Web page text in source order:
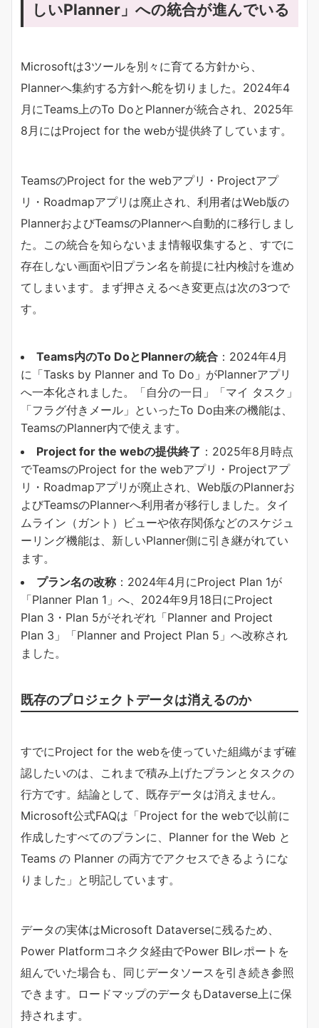
しいPlanner」への統合が進んでいる
Microsoftは3ツールを別々に育てる方針から、
Plannerへ集約する方針へ舵を切りました。2024年4
月にTeams上のTo DoとPlannerが統合され、2025年
8月にはProject for the webが提供終了しています。
TeamsのProject for the webアプリ・Projectアプ
リ・Roadmapアプリは廃止され、利用者はWeb版の
PlannerおよびTeamsのPlannerへ自動的に移行しまし
た。この統合を知らないまま情報収集すると、すでに
存在しない画面や旧プラン名を前提に社内検討を進め
てしまいます。まず押さえるべき変更点は次の3つで
す。
Teams内のTo DoとPlannerの統合​ ​：2024年4月
に「Tasks by Planner and To Do」がPlannerアプリ
へ一本化されました。「自分の一日」「マイ タスク」
「フラグ付きメール」といったTo Do由来の機能は、
TeamsのPlanner内で使えます。
Project for the webの提供終了​ ​：2025年8月時点
でTeamsのProject for the webアプリ・Projectアプ
リ・Roadmapアプリが廃止され、Web版のPlannerお
よびTeamsのPlannerへ利用者が移行しました。タイ
ムライン（ガント）ビューや依存関係などのスケジュ
ーリング機能は、新しいPlanner側に引き継がれてい
ます。
​プラン名の改称​ ​：2024年4月にProject Plan 1が
「Planner Plan 1」へ、2024年9月18日にProject
Plan 3・Plan 5がそれぞれ「Planner and Project
Plan 3」「Planner and Project Plan 5」へ改称され
ました。
既存のプロジェクトデータは消えるのか
すでにProject for the webを使っていた組織がまず確
認したいのは、これまで積み上げたプランとタスクの
行方です。結論として、既存データは消えません。
Microsoft公式FAQは「Project for the webで以前に
作成したすべてのプランに、Planner for the Web と
Teams の Planner の両方でアクセスできるようにな
りました」と明記しています。
データの実体はMicrosoft Dataverseに残るため、
Power Platformコネクタ経由でPower BIレポートを
組んでいた場合も、同じデータソースを引き続き参照
できます。ロードマップのデータもDataverse上に保
持されます。